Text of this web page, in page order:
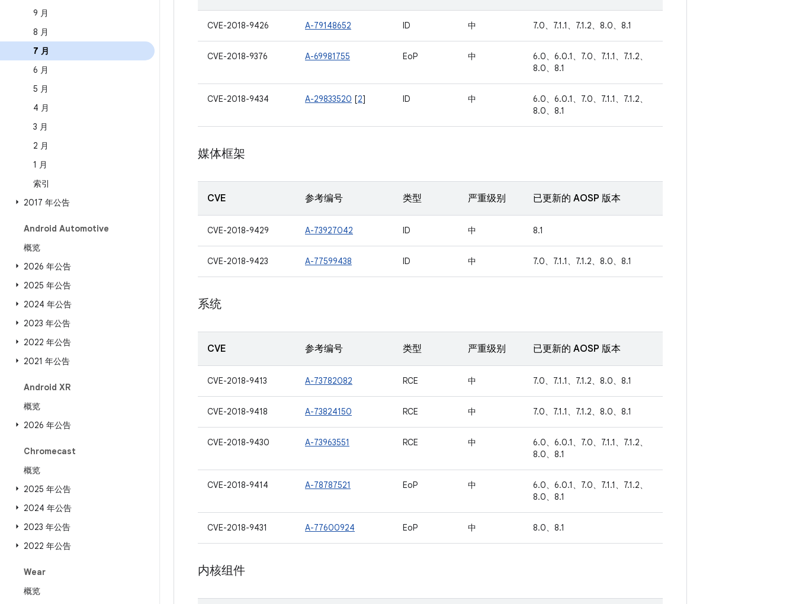
9 月
8 月
7 月
6 月
5 月
4 月
3 月
2 月
1 月
索引
2017 年公告
Android Automotive
概览
2026 年公告
2025 年公告
2024 年公告
2023 年公告
2022 年公告
2021 年公告
Android XR
概览
2026 年公告
Chromecast
概览
2025 年公告
2024 年公告
2023 年公告
2022 年公告
Wear
概览
CVE-2018-9426 A-79148652 ID 中 7.0、7.1.1、7.1.2、8.0、8.1
CVE-2018-9376 A-69981755 EoP 中
6.0、6.0.1、7.0、7.1.1、7.1.2、
8.0、8.1
CVE-2018-9434 A-29833520 [2] ID 中
6.0、6.0.1、7.0、7.1.1、7.1.2、
8.0、8.1
媒体框架
CVE 参考编号 类型 严重级别 已更新的 AOSP 版本
CVE-2018-9429 A-73927042 ID 中 8.1
CVE-2018-9423 A-77599438 ID 中 7.0、7.1.1、7.1.2、8.0、8.1
系统
CVE 参考编号 类型 严重级别 已更新的 AOSP 版本
CVE-2018-9413 A-73782082 RCE 中 7.0、7.1.1、7.1.2、8.0、8.1
CVE-2018-9418 A-73824150 RCE 中 7.0、7.1.1、7.1.2、8.0、8.1
CVE-2018-9430 A-73963551 RCE 中
6.0、6.0.1、7.0、7.1.1、7.1.2、
8.0、8.1
CVE-2018-9414 A-78787521 EoP 中
6.0、6.0.1、7.0、7.1.1、7.1.2、
8.0、8.1
CVE-2018-9431 A-77600924 EoP 中 8.0、8.1
内核组件